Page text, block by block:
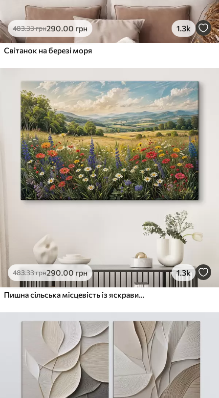
483.33грн290.00 грн 1.3k
Світанок на березі моря
483.33грн290.00 грн 1.3k
Пишна сільська місцевість із яскравим лугом диких квітів, наповненим різнокольоровими квітами під хмарним небом